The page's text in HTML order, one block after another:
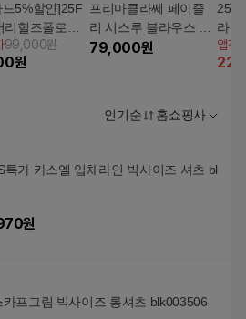
5%할인]25F
힐즈폴로클
옥스포드 셔츠
99,000원
원
프리마클라쎄 페이즐
리 시스루 블라우스 1
종
79,000원
라우
앱전
22
인기순 홈쇼핑사
특가 카스엘 입체라인 빅사이즈 셔츠 bl
원
카프그림 빅사이즈 롱셔츠 blk003506